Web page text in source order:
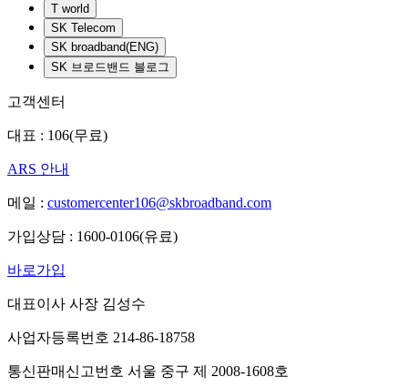
T world
SK Telecom
SK broadband(ENG)
SK 브로드밴드 블로그
고객센터
대표 : 106(무료)
ARS 안내
메일 : customercenter106@skbroadband.com
가입상담 : 1600-0106(유료)
바로가입
대표이사 사장 김성수
사업자등록번호 214-86-18758
통신판매신고번호 서울 중구 제 2008-1608호